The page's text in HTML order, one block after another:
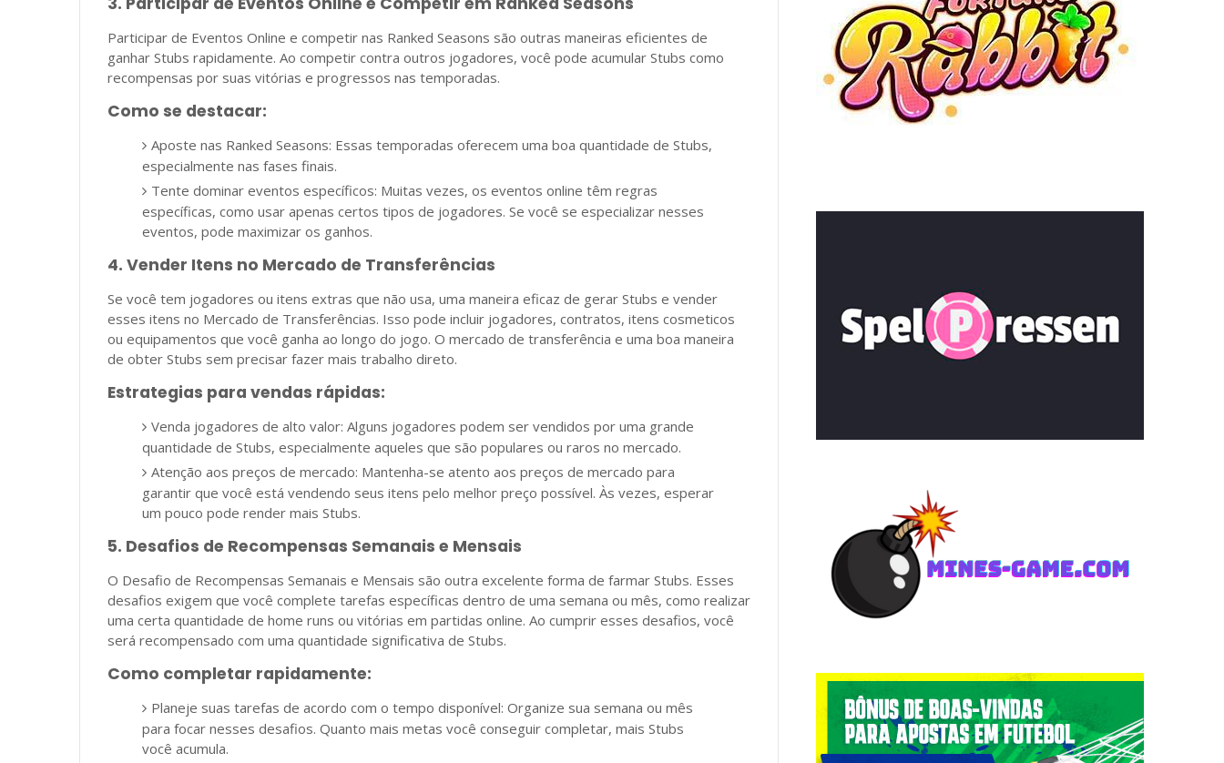
Participar de Eventos Online e competir nas Ranked Seasons são outras maneiras eficientes de
ganhar Stubs rapidamente. Ao competir contra outros jogadores, você pode acumular Stubs como
recompensas por suas vitórias e progressos nas temporadas.
Como se destacar:
Aposte nas Ranked Seasons: Essas temporadas oferecem uma boa quantidade de Stubs,
especialmente nas fases finais.
Tente dominar eventos específicos: Muitas vezes, os eventos online têm regras
específicas, como usar apenas certos tipos de jogadores. Se você se especializar nesses
eventos, pode maximizar os ganhos.
4. Vender Itens no Mercado de Transferências
Se você tem jogadores ou itens extras que não usa, uma maneira eficaz de gerar Stubs e vender
esses itens no Mercado de Transferências. Isso pode incluir jogadores, contratos, itens cosmeticos
ou equipamentos que você ganha ao longo do jogo. O mercado de transferência e uma boa maneira
de obter Stubs sem precisar fazer mais trabalho direto.
Estrategias para vendas rápidas:
Venda jogadores de alto valor: Alguns jogadores podem ser vendidos por uma grande
quantidade de Stubs, especialmente aqueles que são populares ou raros no mercado.
Atenção aos preços de mercado: Mantenha-se atento aos preços de mercado para
garantir que você está vendendo seus itens pelo melhor preço possível. Às vezes, esperar
um pouco pode render mais Stubs.
5. Desafios de Recompensas Semanais e Mensais
O Desafio de Recompensas Semanais e Mensais são outra excelente forma de farmar Stubs. Esses
desafios exigem que você complete tarefas específicas dentro de uma semana ou mês, como realizar
uma certa quantidade de home runs ou vitórias em partidas online. Ao cumprir esses desafios, você
será recompensado com uma quantidade significativa de Stubs.
Como completar rapidamente:
Planeje suas tarefas de acordo com o tempo disponível: Organize sua semana ou mês
para focar nesses desafios. Quanto mais metas você conseguir completar, mais Stubs
você acumula.